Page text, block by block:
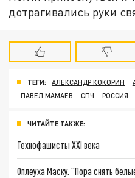
дотрагивались руки
ТЕГИ: АЛЕКСАНДР КОКОРИН
ПАВЕЛ МАМАЕВ
СПЧ РОССИЯ
ЧИТАЙТЕ ТАКЖЕ:
Технофашисты XXI века
Оплеуха Маску. "Пора снять